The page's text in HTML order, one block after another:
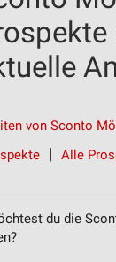
von Sconto
Alle
du die